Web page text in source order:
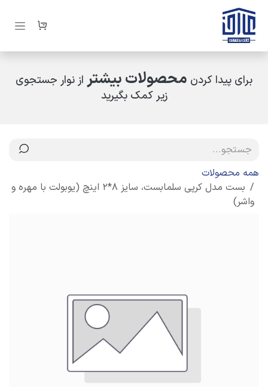
صرف نظر و مشاهده محتوا
برای پیدا کردن محصولات بیشتر از نوار جستجوی
زیر کمک بگیرید
همه محصولات
بست مدل کرپی سلمابست، سایز 8*2 اینچ (یوبولت با مهره و
واشر)